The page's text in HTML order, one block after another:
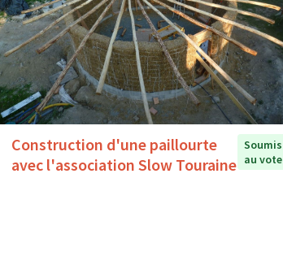
Construction d'une paillourte
avec l'association Slow Touraine
Soumis
au vote